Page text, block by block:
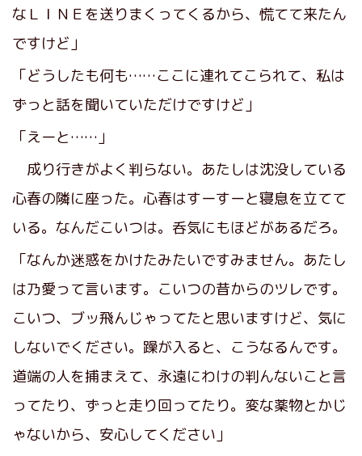
なＬＩＮＥを送りまくってくるから、慌てて来たん
ですけど」
「どうしたも何も……ここに連れてこられて、私は
ずっと話を聞いていただけですけど」
「えーと……」
成り行きがよく判らない。あたしは沈没している
心春の隣に座った。心春はすーすーと寝息を立てて
いる。なんだこいつは。呑気にもほどがあるだろ。
「なんか迷惑をかけたみたいですみません。あたし
は乃愛って言います。こいつの昔からのツレです。
こいつ、ブッ飛んじゃってたと思いますけど、気に
しないでください。躁が入ると、こうなるんです。
道端の人を捕まえて、永遠にわけの判んないこと言
ってたり、ずっと走り回ってたり。変な薬物とかじ
ゃないから、安心してください」